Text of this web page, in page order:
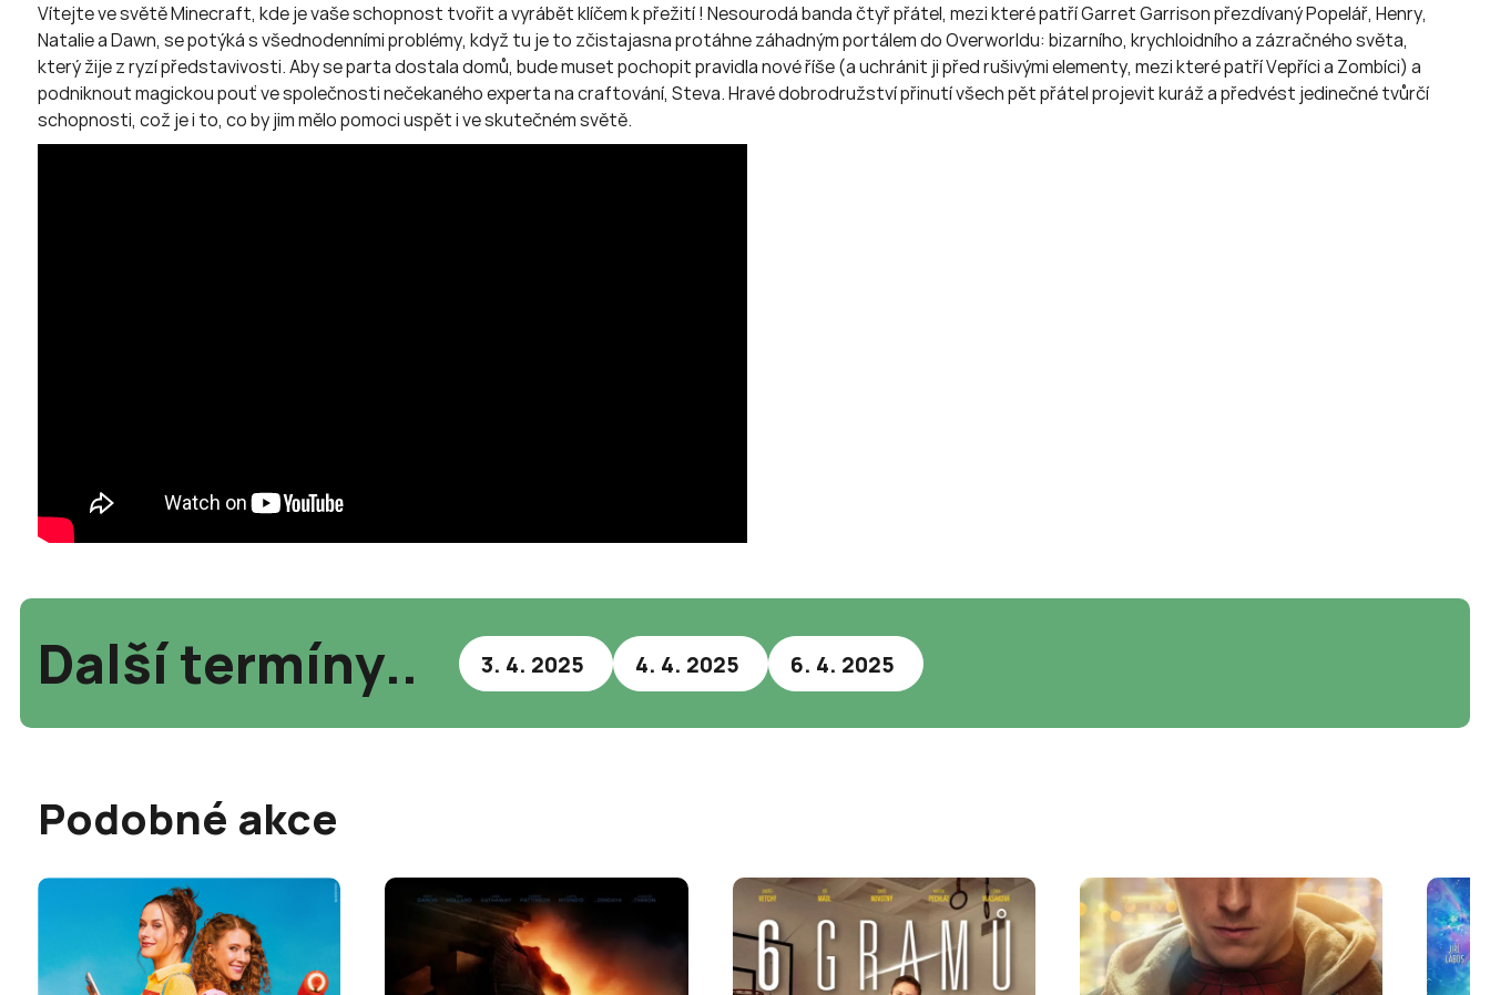
Vítejte ve světě Minecraft, kde je vaše schopnost tvořit a vyrábět klíčem k přežití ! Nesourodá banda čtyř přátel, mezi které patří Garret Garrison přezdívaný Popelář, Henry,
Natalie a Dawn, se potýká s všednodenními problémy, když tu je to zčistajasna protáhne záhadným portálem do Overworldu: bizarního, krychloidního a zázračného světa,
který žije z ryzí představivosti. Aby se parta dostala domů, bude muset pochopit pravidla nové říše (a uchránit ji před rušivými elementy, mezi které patří Vepříci a Zombíci) a
podniknout magickou pouť ve společnosti nečekaného experta na craftování, Steva. Hravé dobrodružství přinutí všech pět přátel projevit kuráž a předvést jedinečné tvůrčí
schopnosti, což je i to, co by jim mělo pomoci uspět i ve skutečném světě.
Další termíny.. 3. 4. 2025 4. 4. 2025 6. 4. 2025
Podobné akce